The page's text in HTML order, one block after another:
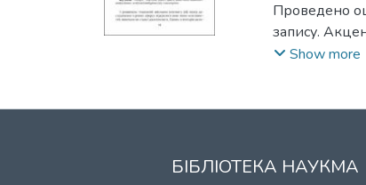
Проведено
запису.
Show more
БІБЛІОТЕКА НАУКМА